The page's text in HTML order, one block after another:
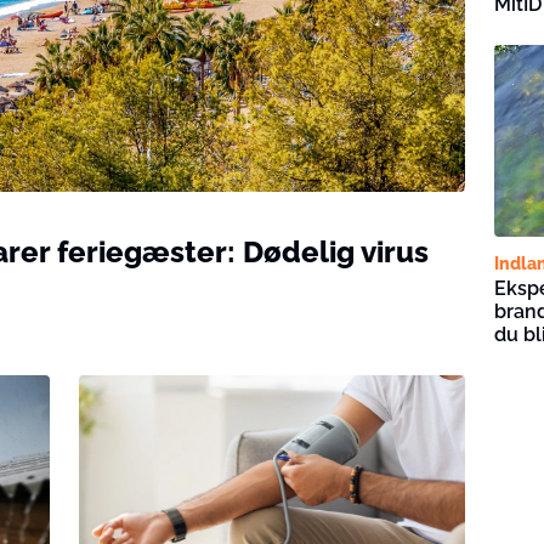
feriegæster: Dødelig virus
du